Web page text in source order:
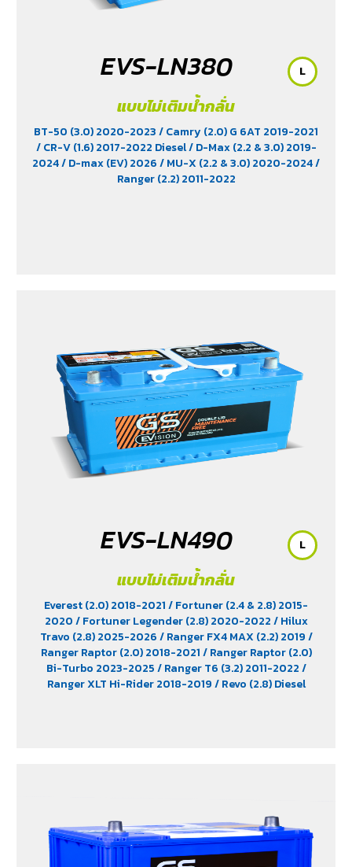
EVS-LN380
แบบไม่เติมน้ำกลั่น
BT-50 (3.0) 2020-2023/ Camry (2.0) G 6AT 2019-2021
/ CR-V (1.6) 2017-2022 Diesel/ D-Max (2.2 & 3.0) 2019-
2024/ D-max (EV) 2026/ MU-X (2.2 & 3.0) 2020-2024/
Ranger (2.2) 2011-2022
L
EVS-LN490
แบบไม่เติมน้ำกลั่น
Everest (2.0) 2018-2021/ Fortuner (2.4 & 2.8) 2015-
2020/ Fortuner Legender (2.8) 2020-2022/ Hilux
Travo (2.8) 2025-2026/ Ranger FX4 MAX (2.2) 2019/
Ranger Raptor (2.0) 2018-2021/ Ranger Raptor (2.0)
Bi-Turbo 2023-2025/ Ranger T6 (3.2) 2011-2022/
Ranger XLT Hi-Rider 2018-2019/ Revo (2.8) Diesel
L